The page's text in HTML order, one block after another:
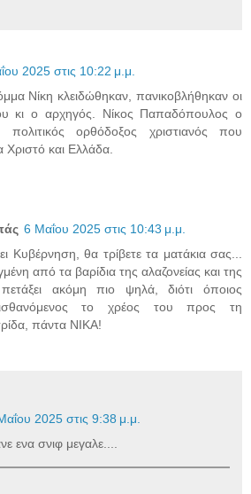
2025 στις 10:22 μ.μ.
Νίκη κλειδώθηκαν, πανικοβλήθηκαν οι
κι ο αρχηγός. Νίκος Παπαδόπουλος ο
ορθόδοξος χριστιανός που
Χριστό και Ελλάδα.
6 Μαΐου 2025 στις 10:43 μ.μ.
Κυβέρνηση, θα τρίβετε τα ματάκια σας...
από τα βαρίδια της αλαζονείας και της
πετάξει ακόμη πιο ψηλά, διότι όποιος
το χρέος του προς τη
πάντα ΝΙΚΑ!
2025 στις 9:38 μ.μ.
ενα σνιφ μεγαλε....